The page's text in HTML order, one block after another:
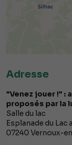
Adresse
"Venez jouer !" :
proposés par la
Salle du lac
Esplanade du Lac
07240 Vernoux-